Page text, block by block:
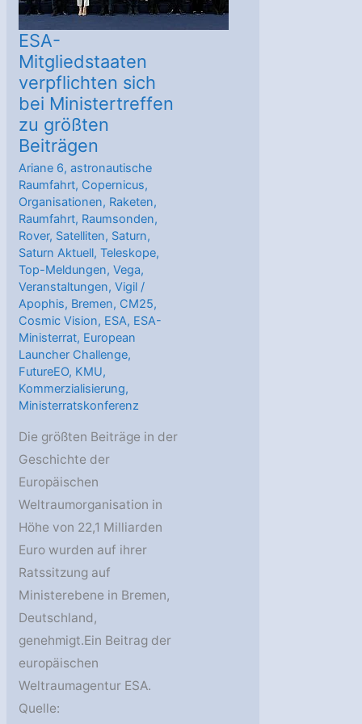
ESA-
Mitgliedstaaten
verpflichten sich
bei Ministertreffen
zu größten
Beiträgen
Ariane 6,astronautische
Raumfahrt, Copernicus,
Organisationen, Raketen,
Raumfahrt, Raumsonden,
Rover, Satelliten, Saturn,
Saturn Aktuell,Teleskope,
Top-Meldungen,Vega,
Veranstaltungen,Vigil /
Apophis, Bremen, CM25,
Cosmic Vision, ESA, ESA-
Ministerrat, European
Launcher Challenge,
FutureEO, KMU,
Kommerzialisierung,
Ministerratskonferenz
Die größten Beiträge in der
Geschichte der
Europäischen
Weltraumorganisation in
Höhe von 22,1 Milliarden
Euro wurden auf ihrer
Ratssitzung auf
Ministerebene in Bremen,
Deutschland,
genehmigt.Ein Beitrag der
europäischen
Weltraumagentur ESA.
Quelle: